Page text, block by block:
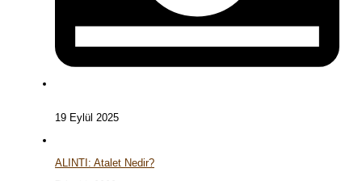
19 Eylül 2025
ALINTI: Atalet Nedir?